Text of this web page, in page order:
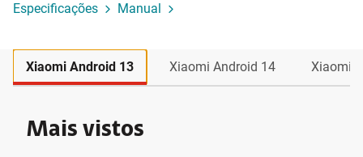
Especificações Manual
Xiaomi Android 13 Xiaomi Android 14 Xiaomi
Mais vistos